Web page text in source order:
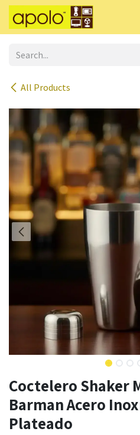
Skip to Content
All Products
Coctelero Shaker
Barman Acero
Plateado